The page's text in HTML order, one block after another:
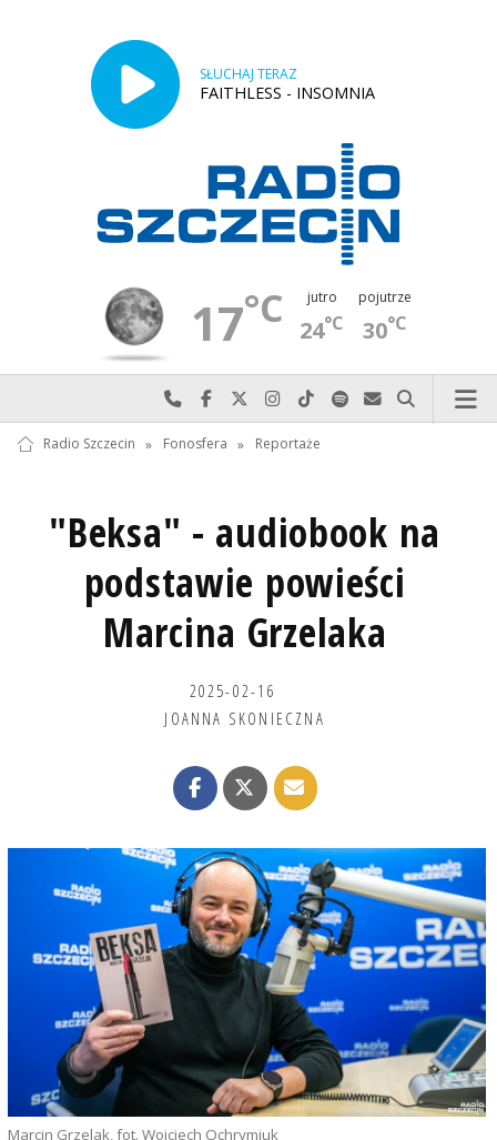
SŁUCHAJ TERAZ
FAITHLESS - INSOMNIA
17°C jutro
24°C
pojutrze
30°C
Najlepiej po prostu do nas zadzwoń
Odwiedź nas na Facebook-u
Odwiedź nas na X
Odwiedź nas na Instagram-ie
Odwiedź nas na TikTok-u
Szukaj nas na Spotify
Wyślij do nas
Szukaj
Radio Szczecin » Fonosfera » Reportaże
"Beksa" - audiobook na
podstawie powieści
Marcina Grzelaka
2025-02-16
JOANNA SKONIECZNA
Marcin Grzelak, fot. Wojciech Ochrymiuk